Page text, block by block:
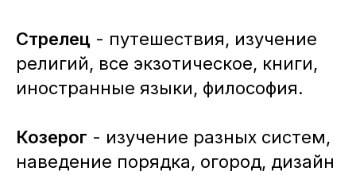
Стрелец - путешествия, изучение
религий, все экзотическое, книги,
иностранные языки, философия.
Козерог - изучение разных систем,
наведение порядка, огород, дизайн